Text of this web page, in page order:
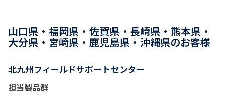
山口県・福岡県・佐賀県・長崎県・熊本県・
大分県・宮崎県・鹿児島県・沖縄県のお客様
北九州フィールドサポートセンター
担当製品群